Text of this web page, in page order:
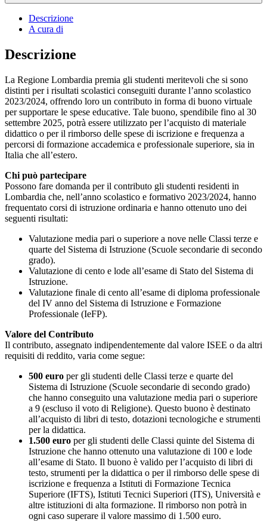
Descrizione
A cura di
Descrizione
La Regione Lombardia premia gli studenti meritevoli che si sono
distinti per i risultati scolastici conseguiti durante l’anno scolastico
2023/2024, offrendo loro un contributo in forma di buono virtuale
per supportare le spese educative. Tale buono, spendibile fino al 30
settembre 2025, potrà essere utilizzato per l’acquisto di materiale
didattico o per il rimborso delle spese di iscrizione e frequenza a
percorsi di formazione accademica e professionale superiore, sia in
Italia che all’estero.
Chi può partecipare
Possono fare domanda per il contributo gli studenti residenti in
Lombardia che, nell’anno scolastico e formativo 2023/2024, hanno
frequentato corsi di istruzione ordinaria e hanno ottenuto uno dei
seguenti risultati:
Valutazione media pari o superiore a nove nelle Classi terze e
quarte del Sistema di Istruzione (Scuole secondarie di secondo
grado).
Valutazione di cento e lode all’esame di Stato del Sistema di
Istruzione.
Valutazione finale di cento all’esame di diploma professionale
del IV anno del Sistema di Istruzione e Formazione
Professionale (IeFP).
Valore del Contributo
Il contributo, assegnato indipendentemente dal valore ISEE o da altri
requisiti di reddito, varia come segue:
500 euro per gli studenti delle Classi terze e quarte del
Sistema di Istruzione (Scuole secondarie di secondo grado)
che hanno conseguito una valutazione media pari o superiore
a 9 (escluso il voto di Religione). Questo buono è destinato
all’acquisto di libri di testo, dotazioni tecnologiche e strumenti
per la didattica.
1.500 euro per gli studenti delle Classi quinte del Sistema di
Istruzione che hanno ottenuto una valutazione di 100 e lode
all’esame di Stato. Il buono è valido per l’acquisto di libri di
testo, strumenti per la didattica o per il rimborso delle spese di
iscrizione e frequenza a Istituti di Formazione Tecnica
Superiore (IFTS), Istituti Tecnici Superiori (ITS), Università e
altre istituzioni di alta formazione. Il rimborso non potrà in
ogni caso superare il valore massimo di 1.500 euro.